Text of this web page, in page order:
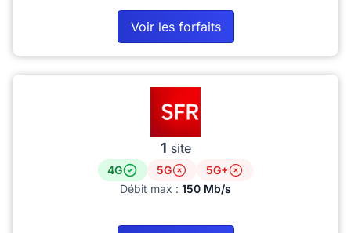
Voir les forfaits
1 site
4G 5G
5G+
Débit max : 150 Mb/s